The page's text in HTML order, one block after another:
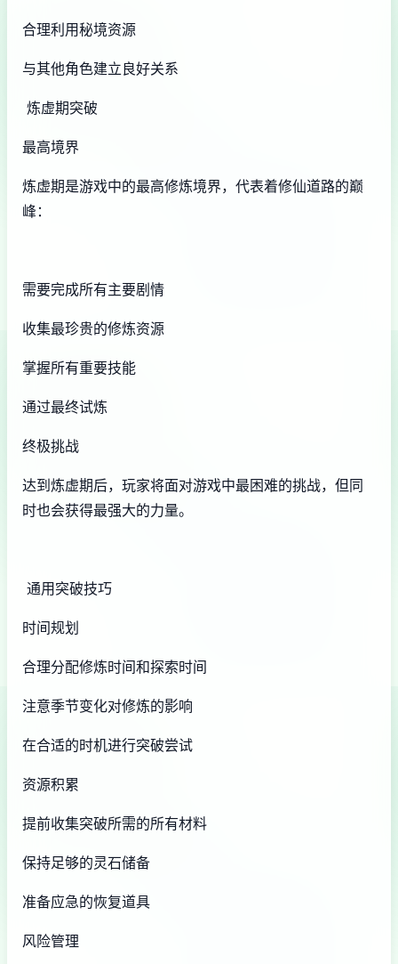
合理利用秘境资源
与其他角色建立良好关系
炼虚期突破
最高境界
炼虚期是游戏中的最高修炼境界，代表着修仙道路的巅
峰：
需要完成所有主要剧情
收集最珍贵的修炼资源
掌握所有重要技能
通过最终试炼
终极挑战
达到炼虚期后，玩家将面对游戏中最困难的挑战，但同
时也会获得最强大的力量。
通用突破技巧
时间规划
合理分配修炼时间和探索时间
注意季节变化对修炼的影响
在合适的时机进行突破尝试
资源积累
提前收集突破所需的所有材料
保持足够的灵石储备
准备应急的恢复道具
风险管理